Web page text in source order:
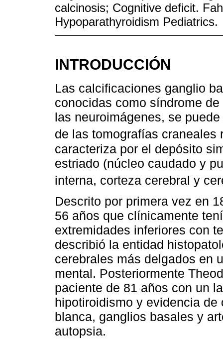
calcinosis; Cognitive deficit.
Hypoparathyroidism Pediatrics.
INTRODUCCIÓN
Las calcificaciones ganglio
conocidas como síndrome
las neuroimágenes, se
de las tomografías
caracteriza por el depósito
estriado (núcleo caudado y
interna, corteza cerebral y
Descrito por primera vez en
56 años que clínicamente
extremidades inferiores con
describió la entidad
cerebrales más delgados en
mental. Posteriormente
paciente de 81 años con un
hipotiroidismo y evidencia
blanca, ganglios basales y
autopsia.